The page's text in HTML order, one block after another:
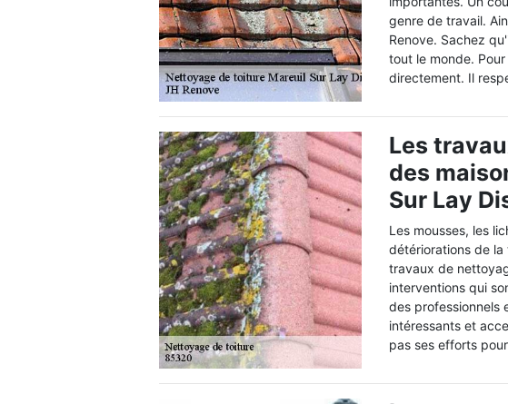
genre de travail.
Renove. Sachez
tout le monde.
directement. Il
Les
des
Sur Lay
Les mousses, les
détériorations de la
travaux de
interventions qui
des professionnels
intéressants et
pas ses efforts